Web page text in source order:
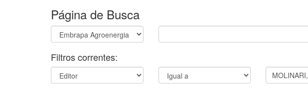
Página de Busca
Filtros correntes: